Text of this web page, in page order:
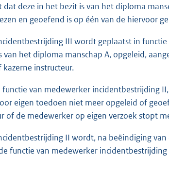
deze in het bezit is van het diploma
en geoefend is op één van de hiervoor
III wordt geplaatst in
van het diploma manschap A, opgeleid,
instructeur.
functie van medewerker incidentbestrijding
eigen toedoen niet meer opgeleid of
of de medewerker op eigen verzoek stopt
II wordt, na beëindiging
functie van medewerker